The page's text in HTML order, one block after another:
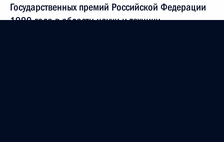
Государственных премий Российской Федерации
1999 года в области науки и техники